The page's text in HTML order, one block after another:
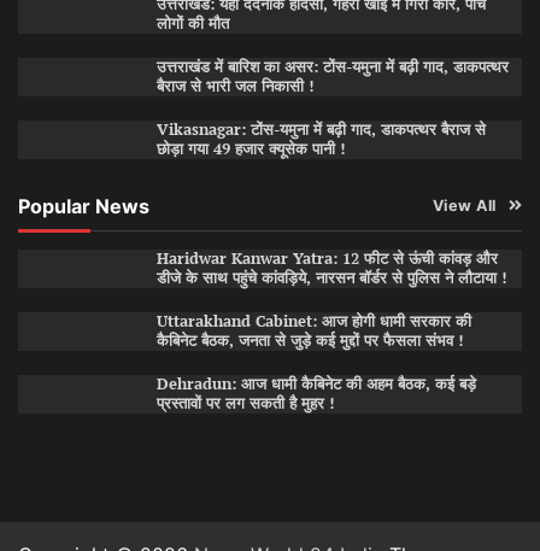
लोगों की मौत
उत्तराखंड में बारिश का असर: टोंस-यमुना में बढ़ी गाद, डाकपत्थर
बैराज से भारी जल निकासी !
Vikasnagar: टोंस-यमुना में बढ़ी गाद, डाकपत्थर बैराज से
छोड़ा गया 49 हजार क्यूसेक पानी !
Popular News View All
Haridwar Kanwar Yatra: 12 फीट से ऊंची कांवड़ और
डीजे के साथ पहुंचे कांवड़िये, नारसन बॉर्डर से पुलिस ने लौटाया !
Uttarakhand Cabinet: आज होगी धामी सरकार की
कैबिनेट बैठक, जनता से जुड़े कई मुद्दों पर फैसला संभव !
Dehradun: आज धामी कैबिनेट की अहम बैठक, कई बड़े
प्रस्तावों पर लग सकती है मुहर !